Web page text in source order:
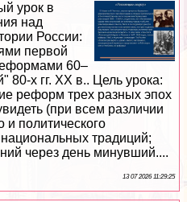
урок в
над
России:
первой
60–
80-х гг. ХХ в.. Цель урока:
реформ трех разных эпох
(при всем различии
и политического
традиций;
через день минувший....
13 07 2026 11:29:25